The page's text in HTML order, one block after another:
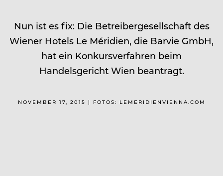
Nun ist es fix: Die Betreibergesellschaft des
Wiener Hotels Le Méridien, die Barvie GmbH,
hat ein Konkursverfahren beim
Handelsgericht Wien beantragt.
NOVEMBER 17, 2015 | FOTOS: LEMERIDIENVIENNA.COM